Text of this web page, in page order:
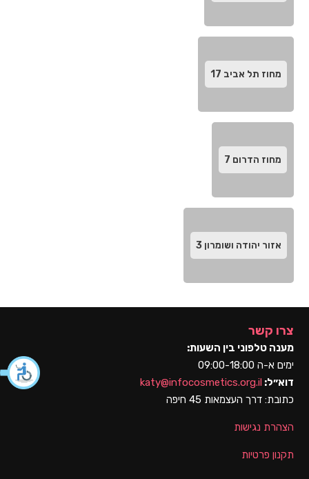
מחוז תל אביב‬ 17
מחוז הדרום‬ 7
אזור יהודה ושומרון3
צרו קשר
מענה טלפוני בין השעות:
ימים א-ה 09:00-18:00
דוא״ל: katy@infocosmetics.org.il
כתובת:דרך העצמאות 45 חיפה
הצהרת נגישות
תקנון פרטיות